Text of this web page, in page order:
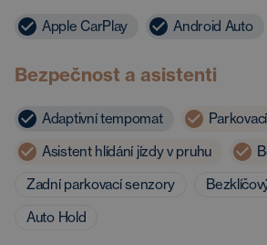
Apple CarPlay Android Auto
Bezpečnost a asistenti
Adaptivní tempomat
Asistent hlídání jízdy v pruhu
Zadní parkovací senzory
Auto Hold